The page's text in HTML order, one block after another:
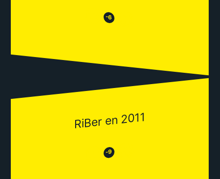
😒 -6 😂
RiBer en 2011
😒 -9 😂